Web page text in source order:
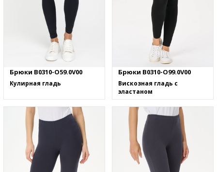
Брюки B0310-O59.0V00
Кулирная гладь
Брюки B0310-O99.0V00
Вискозная гладь с
эластаном